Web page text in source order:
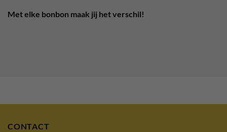
Met elke bonbon maak jij het verschil!
CONTACT